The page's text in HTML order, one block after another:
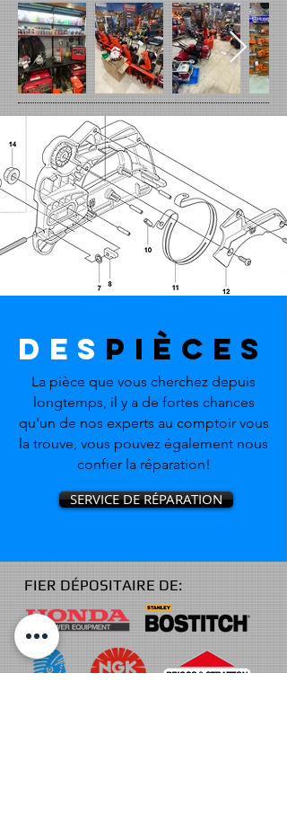
des pièces
La pièce que vous cherchez depuis
longtemps, il y a de fortes chances
qu'un de nos experts au comptoir vous
la trouve, vous pouvez également nous
confier la réparation!
SERVICE DE RÉPARATION
FIER DÉPOSITAIRE DE: